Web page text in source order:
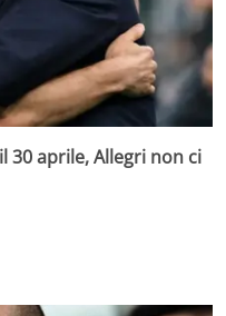
30 aprile, Allegri non ci